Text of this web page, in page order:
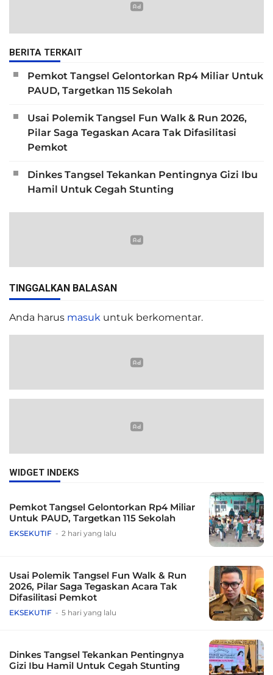
BERITA TERKAIT
Pemkot Tangsel Gelontorkan Rp4 Miliar Untuk
PAUD, Targetkan 115 Sekolah
Usai Polemik Tangsel Fun Walk & Run 2026,
Pilar Saga Tegaskan Acara Tak Difasilitasi
Pemkot
Dinkes Tangsel Tekankan Pentingnya Gizi Ibu
Hamil Untuk Cegah Stunting
TINGGALKAN BALASAN
Anda harus masuk untuk berkomentar.
WIDGET INDEKS
Pemkot Tangsel Gelontorkan Rp4 Miliar
Untuk PAUD, Targetkan 115 Sekolah
EKSEKUTIF 2 hari yang lalu
Usai Polemik Tangsel Fun Walk & Run
2026, Pilar Saga Tegaskan Acara Tak
Difasilitasi Pemkot
EKSEKUTIF 5 hari yang lalu
Dinkes Tangsel Tekankan Pentingnya
Gizi Ibu Hamil Untuk Cegah Stunting